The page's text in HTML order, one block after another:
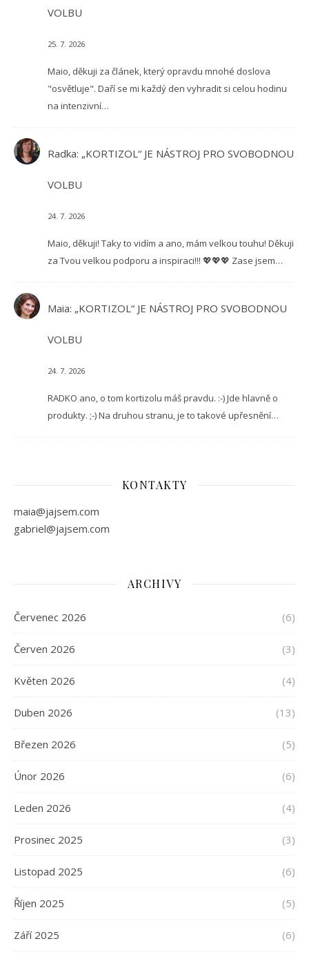
VOLBU
25. 7. 2026
Maio, děkuji za článek, který opravdu mnohé doslova
"osvětluje". Daří se mi každý den vyhradit si celou hodinu
na intenzivní…
Radka: „KORTIZOL“ JE NÁSTROJ PRO SVOBODNOU
VOLBU
24. 7. 2026
Maio, děkuji! Taky to vidím a ano, mám velkou touhu! Děkuji
za Tvou velkou podporu a inspiraci!!! 💖💖💖 Zase jsem…
Maia: „KORTIZOL“ JE NÁSTROJ PRO SVOBODNOU
VOLBU
24. 7. 2026
RADKO ano, o tom kortizolu máš pravdu. :-) Jde hlavně o
produkty. ;-) Na druhou stranu, je to takové upřesnění…
KONTAKTY
maia@jajsem.com
gabriel@jajsem.com
ARCHIVY
Červenec 2026 (6)
Červen 2026 (3)
Květen 2026 (4)
Duben 2026 (13)
Březen 2026 (5)
Únor 2026 (6)
Leden 2026 (4)
Prosinec 2025 (3)
Listopad 2025 (6)
Říjen 2025 (5)
Září 2025 (6)